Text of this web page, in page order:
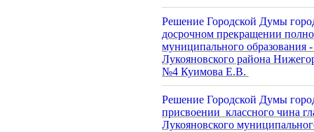
Решение Городской Думы
досрочном прекращении
муниципального образования
Лукояновского района
№4 Куимова Е.В.
Решение Городской Думы
присвоении классного чина
Лукояновского